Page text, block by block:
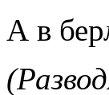
А в